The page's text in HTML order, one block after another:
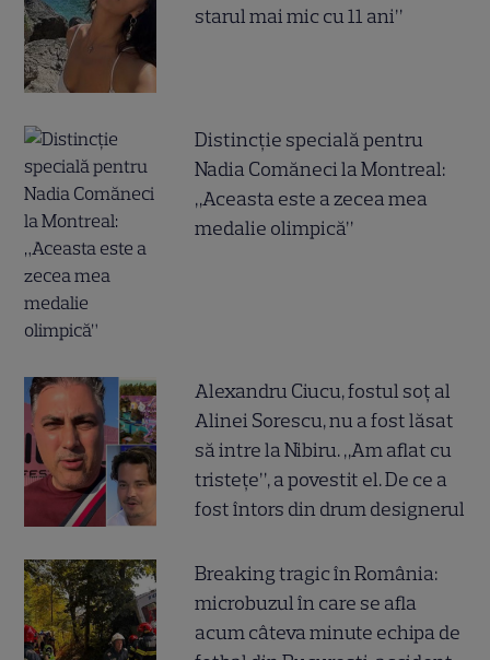
starul mai mic cu 11 ani”
Distincție specială pentru
Nadia Comăneci la Montreal:
„Aceasta este a zecea mea
medalie olimpică”
Alexandru Ciucu, fostul soț al
Alinei Sorescu, nu a fost lăsat
să intre la Nibiru. „Am aflat cu
tristețe”, a povestit el. De ce a
fost întors din drum designerul
Breaking tragic în România:
microbuzul în care se afla
acum câteva minute echipa de